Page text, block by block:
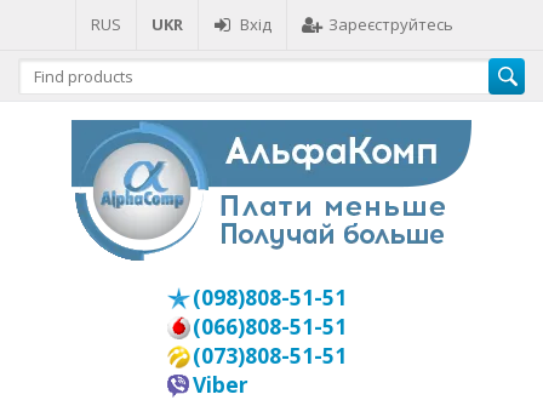
RUS UKR Вхід Зареєструйтесь
(098)808-51-51
(066)808-51-51
(073)808-51-51
Viber